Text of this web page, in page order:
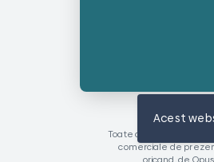
Acest
Toate drepturile de
comerciale de